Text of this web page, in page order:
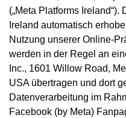
(„Meta Platforms
Ireland automatisch
Nutzung unserer Online-
werden in der Regel an
Inc., 1601 Willow Road,
USA übertragen und dort
Datenverarbeitung im
Facebook (by Meta)